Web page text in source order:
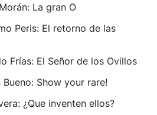
La gran O
Peris: El retorno de las
Frías: El Señor de los Ovillos
Bueno: Show your rare!
¿Que inventen ellos?